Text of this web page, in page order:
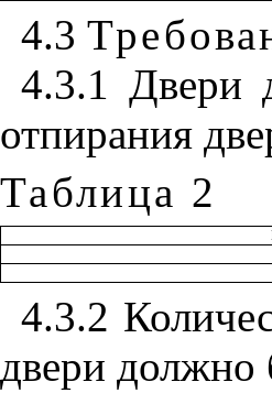
4.3
4.3.1 Двери
отпирания
Таблица 2
4.3.2
двери должно